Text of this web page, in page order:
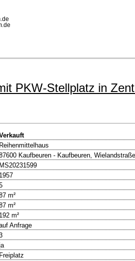
PKW-Stellplatz in
Reihenmittelhaus
Kaufbeuren - Kaufbeuren,
MS20231599
1957
m²
m²
192 m²
Anfrage
Freiplatz